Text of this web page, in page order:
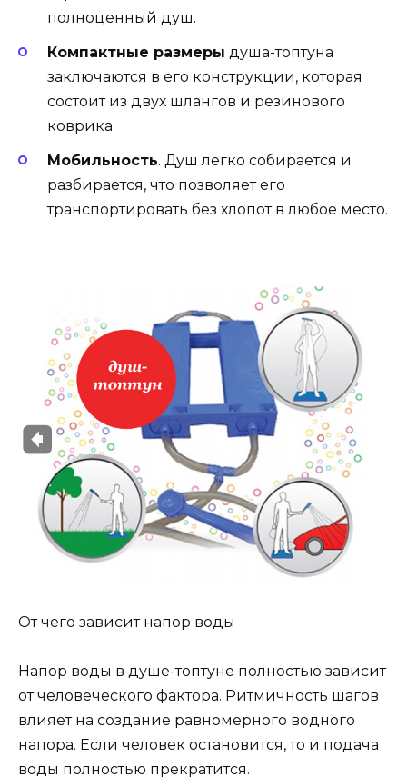
полноценный душ.
Компактные размеры душа-топтуна
заключаются в его конструкции, которая
состоит из двух шлангов и резинового
коврика.
Мобильность. Душ легко собирается и
разбирается, что позволяет его
транспортировать без хлопот в любое место.
От чего зависит напор воды
Напор воды в душе-топтуне полностью зависит
от человеческого фактора. Ритмичность шагов
влияет на создание равномерного водного
напора. Если человек остановится, то и подача
воды полностью прекратится.